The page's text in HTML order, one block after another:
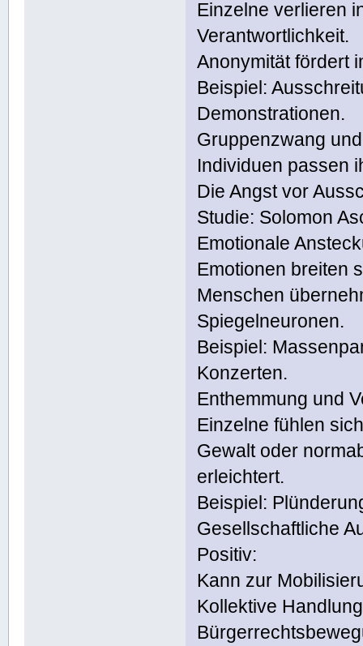
Einzelne verlieren
Verantwortlichkeit.
Anonymität fördert
Beispiel:
Demonstrationen.
Gruppenzwang
Individuen passen
Die Angst vor
Studie: Solomon
Emotionale
Emotionen breiten
Menschen
Spiegelneuronen.
Beispiel:
Konzerten.
Enthemmung und
Einzelne fühlen
Gewalt oder
erleichtert.
Beispiel:
Gesellschaftliche
Positiv:
Kann zur
Kollektive